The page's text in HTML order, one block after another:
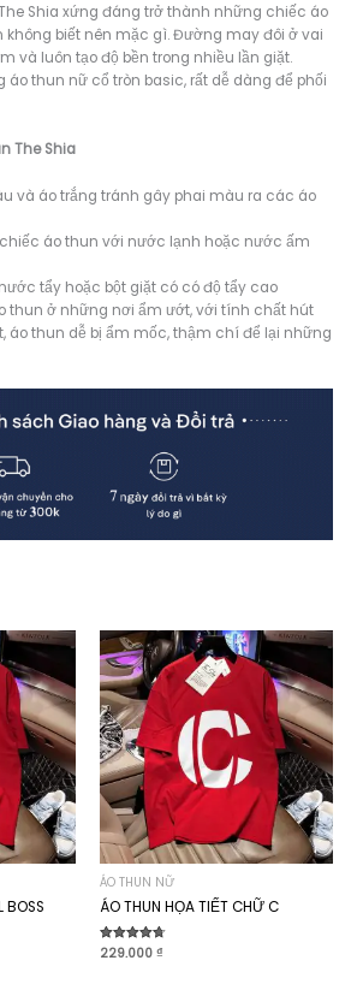
Shia xứng đáng trở thành những chiếc áo
không biết nên mặc gì. Đường may đôi ở vai
và luôn tạo độ bền trong nhiều lần giặt.
thun nữ cổ tròn basic, rất dễ dàng để phối
The Shia
và áo trắng tránh gây phai màu ra các áo
áo thun với nước lạnh hoặc nước ấm
tẩy hoặc bột giặt có có độ tẩy cao
thun ở những nơi ẩm ướt, với tính chất hút
áo thun dễ bị ẩm mốc, thậm chí để lại những
BOSS
ÁO THUN NỮ
ÁO THUN HỌA TIẾT CHỮ C
Được xếp
229.000 ₫